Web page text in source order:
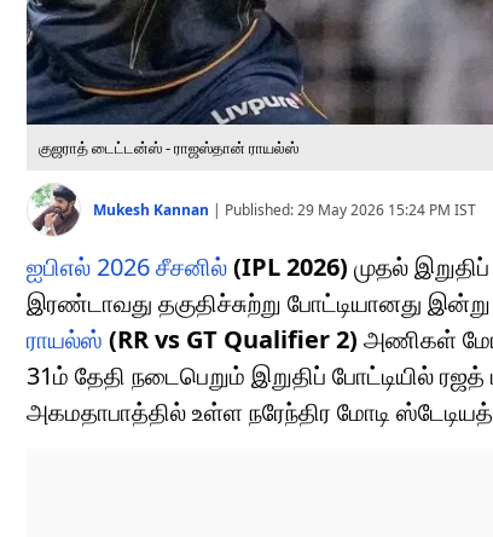
குஜராத் டைட்டன்ஸ் - ராஜஸ்தான் ராயல்ஸ்
Mukesh Kannan | Published:29 May 2026 15:24 PM IST
ஐபிஎல் 2026 சீசனில்(IPL 2026) முதல்
இரண்டாவது தகுதிச்சுற்று போட்டியானது
ராயல்ஸ் (RR vs GT Qualifier 2) அணிகள்
31ம் தேதி நடைபெறும் இறுதிப் போட்டியில்
அகமதாபாத்தில் உள்ள நரேந்திர மோடி